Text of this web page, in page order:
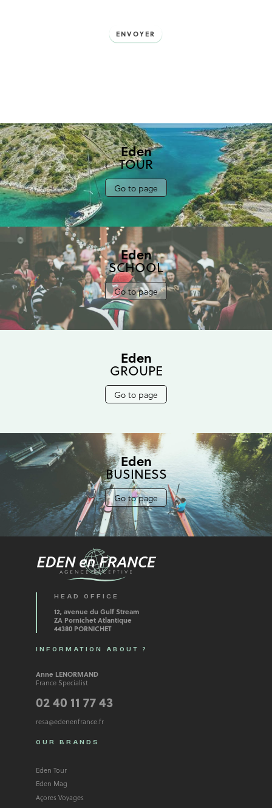
ENVOYER
Eden
TOUR
Go to page
Eden
SCHOOL
Go to page
Eden
GROUPE
Go to page
Eden
BUSINESS
Go to page
HEAD OFFICE
12, avenue du Gulf Stream
ZA Pornichet Atlantique
44380 PORNICHET
INFORMATION ABOUT ?
Anne LENORMAND
France Specialist
02 40 11 77 43
resa@edenenfrance.fr
OUR BRANDS
Eden Tour
Eden Mag
Açores Voyages